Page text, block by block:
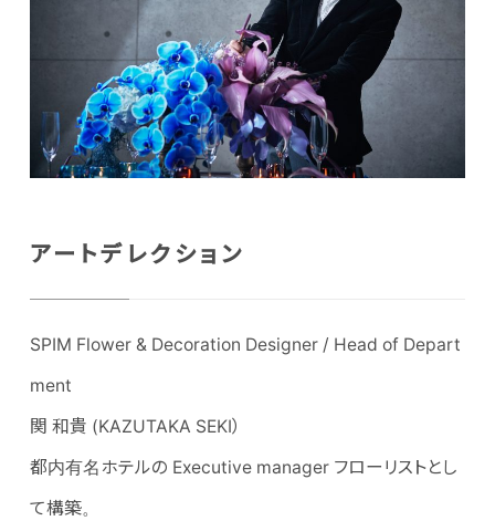
アートデレクション
SPIM Flower & Decoration Designer / Head of Depart
ment
関 和貴 (KAZUTAKA SEKI）
都内有名ホテルの Executive manager フローリストとし
て構築。